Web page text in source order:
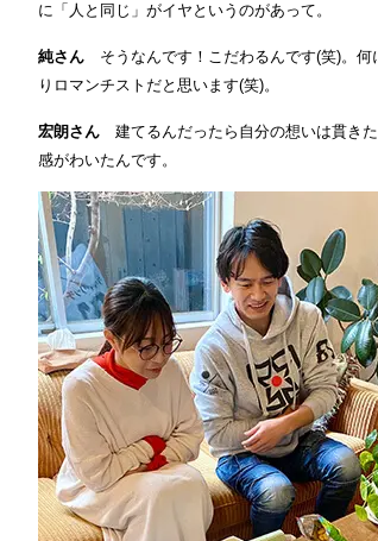
に「人と同じ」がイヤというのがあって。
純さん
そうなんです！こだわるんです(笑)。
りロマンチストだと思います(笑)。
宏朗さん 建てるんだったら自分の想いは貫き
感がわいたんです。